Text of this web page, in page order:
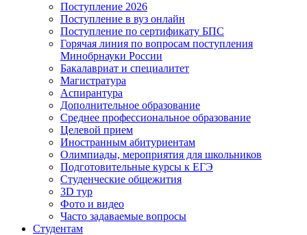
Поступление 2026
Поступление в вуз онлайн
Поступление по сертификату БПС
Горячая линия по вопросам поступления
Минобрнауки России
Бакалавриат и специалитет
Магистратура
Аспирантура
Дополнительное образование
Среднее профессиональное образование
Целевой прием
Иностранным абитуриентам
Олимпиады, мероприятия для школьников
Подготовительные курсы к ЕГЭ
Студенческие общежития
3D тур
Фото и видео
Часто задаваемые вопросы
Студентам